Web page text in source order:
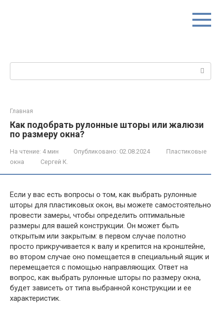
Главная
Как подобрать рулонные шторы или жалюзи
по размеру окна?
На чтение: 4 мин Опубликовано: 02.08.2024
Пластиковые
окна
Сергей К.
Если у вас есть вопросы о том, как выбрать рулонные
шторы для пластиковых окон, вы можете самостоятельно
провести замеры, чтобы определить оптимальные
размеры для вашей конструкции. Он может быть
открытым или закрытым: в первом случае полотно
просто прикручивается к валу и крепится на кронштейне,
во втором случае оно помещается в специальный ящик и
перемещается с помощью направляющих. Ответ на
вопрос, как выбрать рулонные шторы по размеру окна,
будет зависеть от типа выбранной конструкции и ее
характеристик.